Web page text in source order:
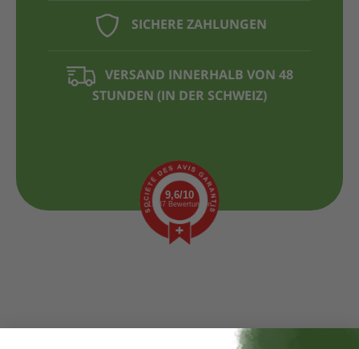
SICHERE ZAHLUNGEN
VERSAND INNERHALB VON 48
STUNDEN (IN DER SCHWEIZ)
9,6/10
1.437 Bewertungen